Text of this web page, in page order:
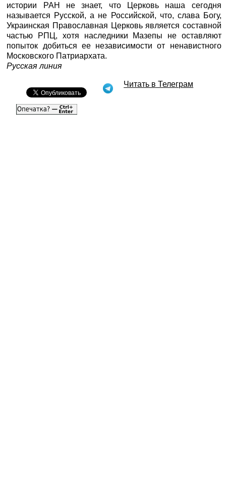
истории РАН не знает, что Церковь наша сегодня
называется Русской, а не Российской, что, слава Богу,
Украинская Православная Церковь является составной
частью РПЦ, хотя наследники Мазепы не оставляют
попыток добиться ее независимости от ненавистного
Московского Патриархата.
Русская линия
Читать в Телеграм